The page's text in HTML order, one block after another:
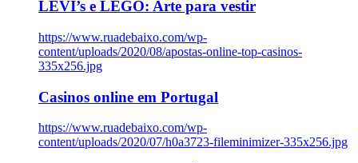
LEVI’s e LEGO: Arte para vestir
https://www.ruadebaixo.com/wp-
content/uploads/2020/08/apostas-online-top-casinos-
335x256.jpg
Casinos online em Portugal
https://www.ruadebaixo.com/wp-
content/uploads/2020/07/h0a3723-fileminimizer-335x256.jpg